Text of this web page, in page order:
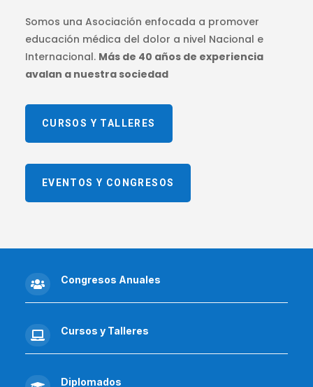
Somos una Asociación enfocada a promover
educación médica del dolor a nivel Nacional e
Internacional. Más de 40 años de experiencia
avalan a nuestra sociedad
CURSOS Y TALLERES
EVENTOS Y CONGRESOS
 Congresos Anuales
 Cursos y Talleres
Diplomados